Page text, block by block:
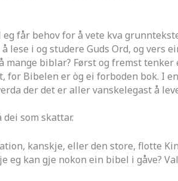
får behov for å vete kva
i og studere Guds Ord, og vers
biblar? Først og fremst
Bibelen er òg ei forboden bok. I
der det er aller vanskelegast å
som skattar.
kanskje, eller den store, flotte
kan gje nokon ein bibel i gåve?